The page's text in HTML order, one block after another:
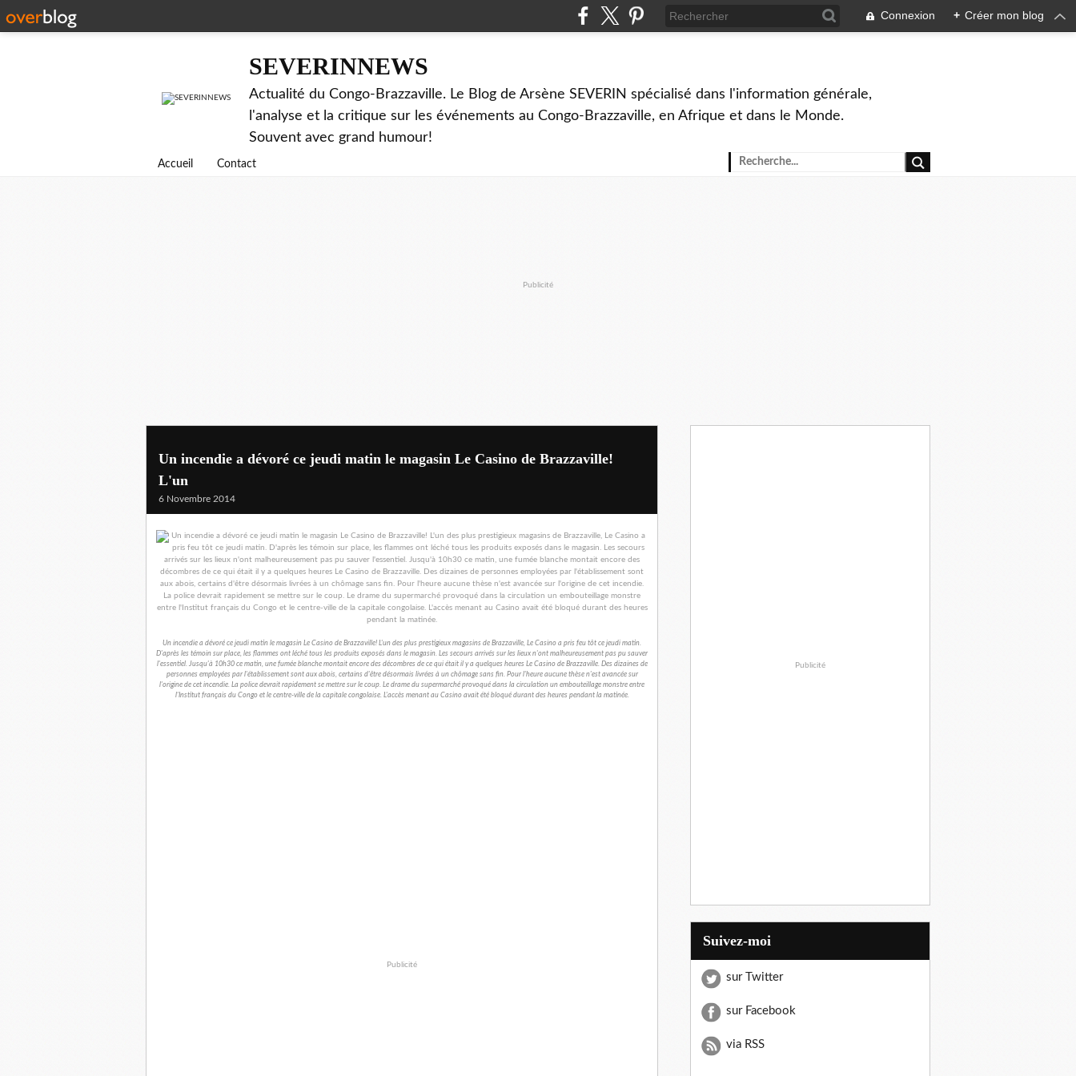
Connexion + Créer mon blog
SEVERINNEWS
Actualité du Congo-Brazzaville. Le Blog de Arsène SEVERIN spécialisé dans l'information générale,
l'analyse et la critique sur les événements au Congo-Brazzaville, en Afrique et dans le Monde.
Souvent avec grand humour!
Accueil Contact
Publicité
Un incendie a dévoré ce jeudi matin le magasin Le Casino de Brazzaville!
L'un
6 Novembre 2014
Un incendie a dévoré ce jeudi matin le magasin Le Casino de Brazzaville! L'un des plus prestigieux magasins de Brazzaville, Le Casino a pris feu tôt ce jeudi matin.
D'après les témoin sur place, les flammes ont léché tous les produits exposés dans le magasin. Les secours arrivés sur les lieux n'ont malheureusement pas pu sauver
l'essentiel. Jusqu'à 10h30 ce matin, une fumée blanche montait encore des décombres de ce qui était il y a quelques heures Le Casino de Brazzaville. Des dizaines de
personnes employées par l'établissement sont aux abois, certains d'être désormais livrées à un chômage sans fin. Pour l'heure aucune thèse n'est avancée sur
l'origine de cet incendie. La police devrait rapidement se mettre sur le coup. Le drame du supermarché provoqué dans la circulation un embouteillage monstre entre
l'Institut français du Congo et le centre-ville de la capitale congolaise. L'accès menant au Casino avait été bloqué durant des heures pendant la matinée.
Publicité
Publicité
Suivez-moi
sur Twitter
sur Facebook
via RSS